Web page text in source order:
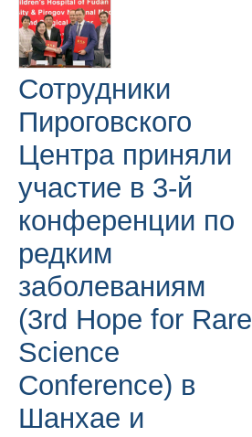
Сотрудники
Пироговского
Центра приняли
участие в 3-й
конференции по
редким
заболеваниям
(3rd Hope for Rare
Science
Conference) в
Шанхае и